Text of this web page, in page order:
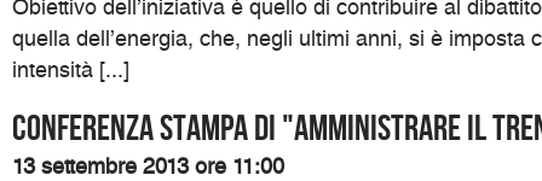
Obiettivo dell’iniziativa è quello di contribuire al
quella dell’energia, che, negli ultimi anni, si è imposta
intensità [...]
Conferenza Stampa di "Amministrare il
13 settembre 2013 ore 11:00